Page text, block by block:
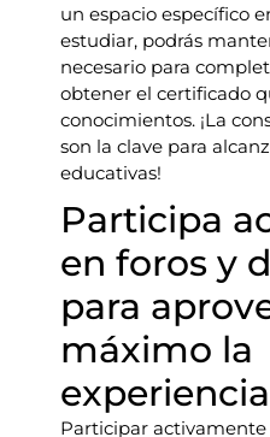
un espacio específico
estudiar, podrás
necesario para
obtener el certificado
conocimientos. ¡La
son la clave para
educativas!
Participa
en foros y
para
máximo la
Participar activamente